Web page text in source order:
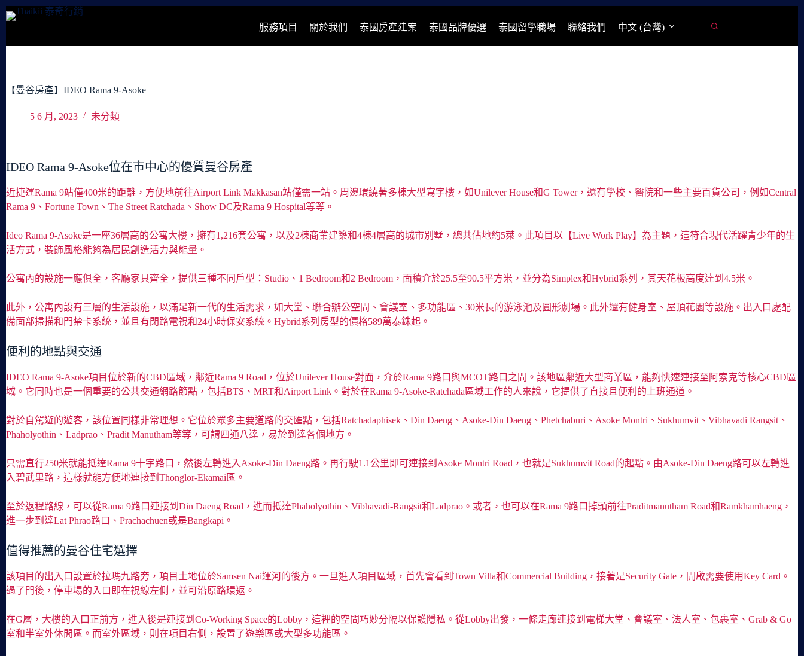
跳
容
服務項目 關於我們 泰國房產建案 泰國品牌優選 泰國留學職場 聯絡我們 中文 (台灣)
【曼谷房產】IDEO Rama 9-Asoke
5 6 月, 2023 未分類
IDEO Rama 9-Asoke位在市中心的優質曼谷房產
近捷運Rama 9站僅400米的距離，方便地前往Airport Link Makkasan站僅需一站。周邊環繞著多棟大型寫字樓，如Unilever House和G Tower，還有學校、醫院和一些主要百貨公司，例如Central
Rama 9、Fortune Town、The Street Ratchada、Show DC及Rama 9 Hospital等等。
Ideo Rama 9-Asoke是一座36層高的公寓大樓，擁有1,216套公寓，以及2棟商業建築和4棟4層高的城市別墅，總共佔地約5萊。此項目以【Live Work Play】為主題，這符合現代活躍青少年的生
活方式，裝飾風格能夠為居民創造活力與能量。
公寓內的設施一應俱全，客廳家具齊全，提供三種不同戶型：Studio、1 Bedroom和2 Bedroom，面積介於25.5至90.5平方米，並分為Simplex和Hybrid系列，其天花板高度達到4.5米。
此外，公寓內設有三層的生活設施，以滿足新一代的生活需求，如大堂、聯合辦公空間、會議室、多功能區、30米長的游泳池及圓形劇場。此外還有健身室、屋頂花園等設施。出入口處配
備面部掃描和門禁卡系統，並且有閉路電視和24小時保安系統。Hybrid系列房型的價格589萬泰銖起。
便利的地點與交通
IDEO Rama 9-Asoke項目位於新的CBD區域，鄰近Rama 9 Road，位於Unilever House對面，介於Rama 9路口與MCOT路口之間。該地區鄰近大型商業區，能夠快速連接至阿索克等核心CBD區
域。它同時也是一個重要的公共交通網路節點，包括BTS、MRT和Airport Link。對於在Rama 9-Asoke-Ratchada區域工作的人來說，它提供了直接且便利的上班通道。
對於自駕遊的遊客，該位置同樣非常理想。它位於眾多主要道路的交匯點，包括Ratchadaphisek、Din Daeng、Asoke-Din Daeng、Phetchaburi、Asoke Montri、Sukhumvit、Vibhavadi Rangsit、
Phaholyothin、Ladprao、Pradit Manutham等等，可謂四通八達，易於到達各個地方。
只需直行250米就能抵達Rama 9十字路口，然後左轉進入Asoke-Din Daeng路。再行駛1.1公里即可連接到Asoke Montri Road，也就是Sukhumvit Road的起點。由Asoke-Din Daeng路可以左轉進
入碧武里路，這樣就能方便地連接到Thonglor-Ekamai區。
至於返程路線，可以從Rama 9路口連接到Din Daeng Road，進而抵達Phaholyothin、Vibhavadi-Rangsit和Ladprao。或者，也可以在Rama 9路口掉頭前往Praditmanutham Road和Ramkhamhaeng，
進一步到達Lat Phrao路口、Prachachuen或是Bangkapi。
值得推薦的曼谷住宅選擇
該項目的出入口設置於拉瑪九路旁，項目土地位於Samsen Nai運河的後方。一旦進入項目區域，首先會看到Town Villa和Commercial Building，接著是Security Gate，開啟需要使用Key Card。
過了門後，停車場的入口即在視線左側，並可沿原路環返。
在G層，大樓的入口正前方，進入後是連接到Co-Working Space的Lobby，這裡的空間巧妙分隔以保護隱私。從Lobby出發，一條走廊連接到電梯大堂、會議室、法人室、包裹室、Grab & Go
室和半室外休閒區。而室外區域，則在項目右側，設置了遊樂區或大型多功能區。